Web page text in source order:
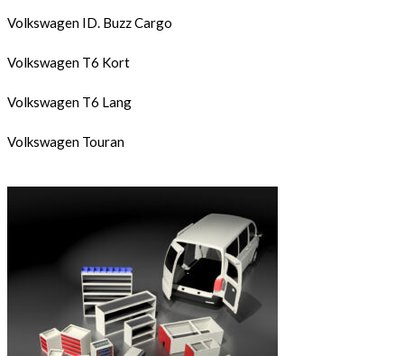
Volkswagen ID. Buzz Cargo
Volkswagen T6 Kort
Volkswagen T6 Lang
Volkswagen Touran